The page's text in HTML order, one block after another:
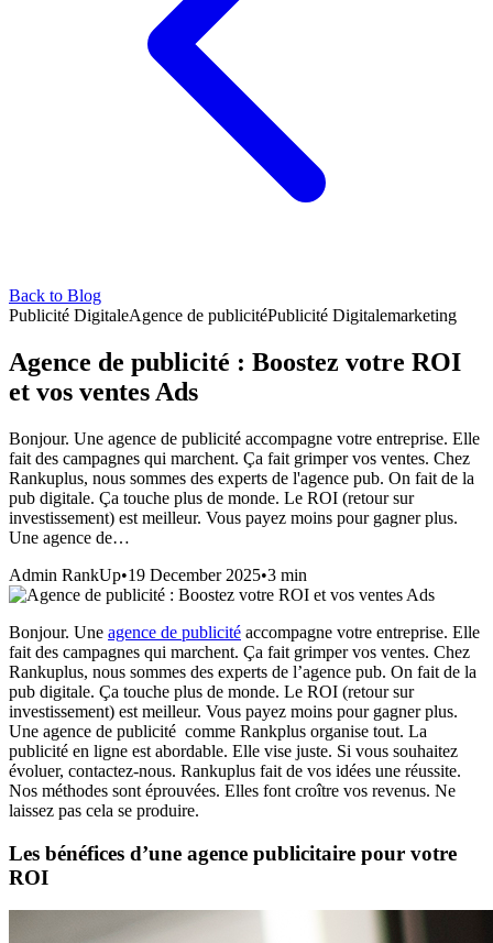
Back to Blog
Publicité DigitaleAgence de publicitéPublicité Digitalemarketing
Agence de publicité : Boostez votre ROI
et vos ventes Ads
Bonjour. Une agence de publicité accompagne votre entreprise. Elle
fait des campagnes qui marchent. Ça fait grimper vos ventes. Chez
Rankuplus, nous sommes des experts de l'agence pub. On fait de la
pub digitale. Ça touche plus de monde. Le ROI (retour sur
investissement) est meilleur. Vous payez moins pour gagner plus.
Une agence de…
Admin RankUp•19 December 2025•3 min
Bonjour. Une agence de publicité accompagne votre entreprise. Elle
fait des campagnes qui marchent. Ça fait grimper vos ventes. Chez
Rankuplus, nous sommes des experts de l’agence pub. On fait de la
pub digitale. Ça touche plus de monde. Le ROI (retour sur
investissement) est meilleur. Vous payez moins pour gagner plus.
Une agence de publicité comme Rankplus organise tout. La
publicité en ligne est abordable. Elle vise juste. Si vous souhaitez
évoluer, contactez-nous. Rankuplus fait de vos idées une réussite.
Nos méthodes sont éprouvées. Elles font croître vos revenus. Ne
laissez pas cela se produire.
Les bénéfices d’une agence publicitaire pour votre
ROI